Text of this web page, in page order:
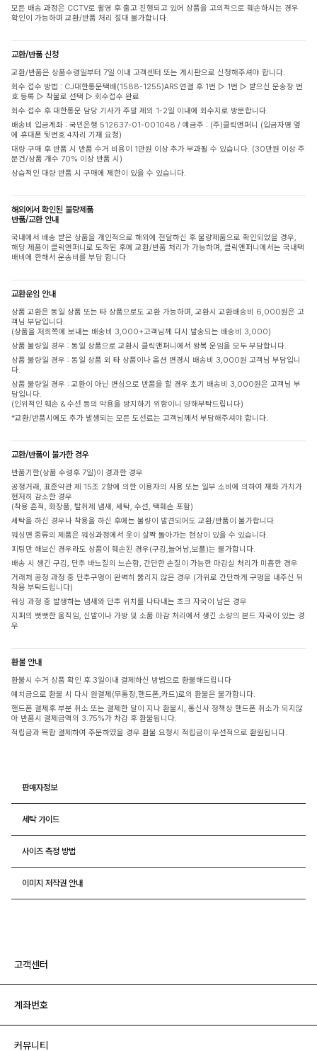
모든 배송 과정은 CCTV로 촬영 후 출고 진행되고 있어 상품을 고의적으로 훼손하시는 경우
확인이 가능하며 교환/반품 처리 절대 불가합니다.
교환/반품 신청
교환/반품은 상품수령일부터 7일 이내 고객센터 또는 게시판으로 신청해주셔야 합니다.
회수 접수 방법 : CJ대한통운택배(1588-1255)ARS 연결 후 1번 ▷ 1번 ▷ 받으신 운송장 번
호 등록 ▷ 착불로 선택 ▷ 회수접수 완료
회수 접수 후 대한통운 담당 기사가 주말 제외 1-2일 이내에 회수지로 방문합니다.
배송비 입금계좌 : 국민은행 512637-01-001048 / 예금주 : (주)클릭앤퍼니 (입금자명 옆
에 휴대폰 뒷번호 4자리 기재 요청)
대량 구매 후 반품 시 반품 수거 비용이 1만원 이상 추가 부과될 수 있습니다. (30만원 이상 주
문건/상품 개수 70% 이상 반품 시)
상습적인 대량 반품 시 구매에 제한이 있을 수 있습니다.
해외에서 확인된 불량제품
반품/교환 안내
국내에서 배송 받은 상품을 개인적으로 해외에 전달하신 후 불량제품으로 확인되었을 경우,
해당 제품이 클릭앤퍼니로 도착된 후에 교환/반품 처리가 가능하며, 클릭앤퍼니에서는 국내택
배비에 한해서 운송비를 부담 합니다
교환운임 안내
상품 교환은 동일 상품 또는 타 상품으로도 교환 가능하며, 교환시 교환배송비 6,000원은 고
객님 부담입니다.
(상품을 저희쪽에 보내는 배송비 3,000+고객님께 다시 발송되는 배송비 3,000)
상품 불량일 경우 : 동일 상품으로 교환시 클릭앤퍼니에서 왕복 운임을 모두 부담합니다.
상품 불량일 경우 : 동일 상품 외 타 상품이나 옵션 변경시 배송비 3,000원 고객님 부담입니
다.
상품 불량일 경우 : 교환이 아닌 변심으로 반품을 할 경우 초기 배송비 3,000원은 고객님 부
담입니다.
(인위적인 훼손 & 수선 등의 악용을 방지하기 위함이니 양해부탁드립니다)
*교환/반품시에도 추가 발생되는 모든 도선료는 고객님께서 부담해주셔야 합니다.
교환/반품이 불가한 경우
반품기한(상품 수령후 7일)이 경과한 경우
공정거래, 표준약관 제 15조 2항에 의한 이용자의 사용 또는 일부 소비에 의하여 재화 가치가
현저히 감소한 경우
(착용 흔적, 화장품, 탈취제 냄새, 세탁, 수선, 택훼손 포함)
세탁을 하신 경우나 착용을 하신 후에는 불량이 발견되어도 교환/반품이 불가합니다.
워싱면 종류의 제품은 워싱과정에서 옷이 살짝 돌아가는 현상이 있을 수 있습니다.
피팅만 해보신 경우라도 상품이 훼손된 경우(구김,늘어남,보풀)는 불가합니다.
배송 시 생긴 구김, 단추 바느질의 느슨함, 간단한 손질이 가능한 마감실 처리가 미흡한 경우
거래처 공정 과정 중 단추구멍이 완벽히 뚫리지 않은 경우 (가위로 간단하게 구멍을 내주신 뒤
착용 부탁드립니다)
워싱 과정 중 발생하는 냄새와 단추 위치를 나타내는 초크 자국이 남은 경우
지퍼의 뻣뻣한 움직임, 신발이나 가방 및 소품 마감 처리에서 생긴 소량의 본드 자국이 있는 경
우
환불 안내
환불시 수거 상품 확인 후 3일이내 결제하신 방법으로 환불해드립니다
예치금으로 환불 시 다시 원결제(무통장,핸드폰,카드)로의 환불은 불가합니다.
핸드폰 결제후 부분 취소 또는 결제한 달이 지나 환불시, 통신사 정책상 핸드폰 취소가 되지않
아 반품시 결제금액의 3.75%가 차감 후 환불됩니다.
적립금과 복합 결제하여 주문하였을 경우 환불 요청시 적립금이 우선적으로 환원됩니다.
판매자정보
세탁 가이드
사이즈 측정 방법
이미지 저작권 안내
고객센터
계좌번호
커뮤니티